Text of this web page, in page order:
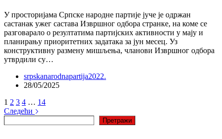
У просторијама Српске народне партије јуче је одржан
састанак ужег састава Извршног одбора странке, на коме се
разговарало о резултатима партијских активности у мају и
планирању приоритетних задатака за јун месец. Уз
конструктивну размену мишљења, чланови Извршног одбора
утврдили су…
srpskanarodnapartija2022.
28/05/2025
1 2 3 4 … 14
Следећи
Претражи